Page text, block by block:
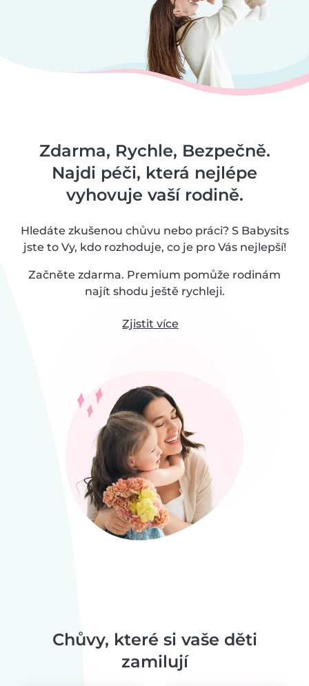
Zdarma, Rychle, Bezpečně.
Najdi péči, která nejlépe
vyhovuje vaší rodině.
Hledáte zkušenou chůvu nebo práci? S Babysits
jste to Vy, kdo rozhoduje, co je pro Vás nejlepší!
Začněte zdarma. Premium pomůže rodinám
najít shodu ještě rychleji.
Zjistit více
Chůvy, které si vaše děti
zamilují